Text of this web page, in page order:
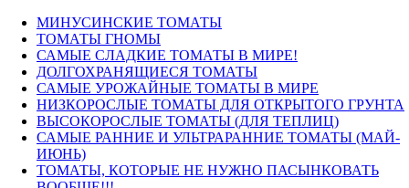
МИНУСИНСКИЕ ТОМАТЫ
ТОМАТЫ ГНОМЫ
САМЫЕ СЛАДКИЕ ТОМАТЫ В МИРЕ!
ДОЛГОХРАНЯЩИЕСЯ ТОМАТЫ
САМЫЕ УРОЖАЙНЫЕ ТОМАТЫ В МИРЕ
НИЗКОРОСЛЫЕ ТОМАТЫ ДЛЯ ОТКРЫТОГО ГРУНТА
ВЫСОКОРОСЛЫЕ ТОМАТЫ (ДЛЯ ТЕПЛИЦ)
САМЫЕ РАННИЕ И УЛЬТРАРАННИЕ ТОМАТЫ (МАЙ-
ИЮНЬ)
ТОМАТЫ, КОТОРЫЕ НЕ НУЖНО ПАСЫНКОВАТЬ